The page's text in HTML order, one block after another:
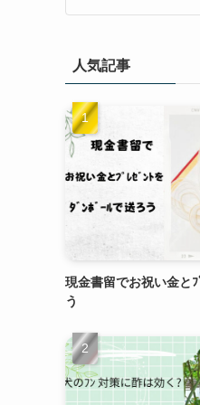
人気記事
現金書留でお祝い金とﾌ
う